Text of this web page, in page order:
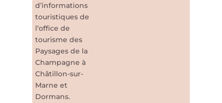
d’informations
touristiques de
l’office de
tourisme des
Paysages de la
Champagne à
Châtillon-sur-
Marne et
Dormans.